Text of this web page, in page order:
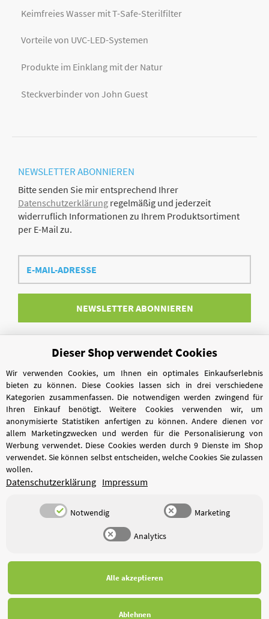
Keimfreies Wasser mit T-Safe-Sterilfilter
Vorteile von UVC-LED-Systemen
Produkte im Einklang mit der Natur
Steckverbinder von John Guest
NEWSLETTERABONNIEREN
Bitte senden Sie mir entsprechend Ihrer
Datenschutzerklärung regelmäßig und jederzeit
widerruflich Informationen zu Ihrem Produktsortiment
per E-Mail zu.
E-
Mail-
Adresse
NEWSLETTER ABONNIEREN
Vertrag widerrufen
*Alle Preise inkl. gesetzlicher USt., zzgl.Versand
Dieser Shop verwendet Cookies
Wir verwenden Cookies, um Ihnen ein optimales Einkaufserlebnis
bieten zu können. Diese Cookies lassen sich in drei verschiedene
Kategorien zusammenfassen. Die notwendigen werden zwingend für
Ihren Einkauf benötigt. Weitere Cookies verwenden wir, um
anonymisierte Statistiken anfertigen zu können. Andere dienen vor
allem Marketingzwecken und werden für die Personalisierung von
Werbung verwendet. Diese Cookies werden durch 9 Dienste im Shop
verwendet. Sie können selbst entscheiden, welche Cookies Sie zulassen
wollen.
Datenschutzerklärung Impressum
Notwendig Marketing
Analytics
Alle akzeptieren
Ablehnen